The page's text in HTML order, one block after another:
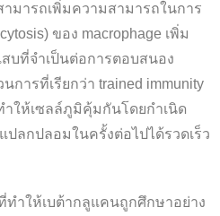
มารถเพิ่มความสามารถในการ
ของ macrophage เพิ่ม
บที่จำเป็นต่อการตอบสนอง
ารที่เรียกว่า trained immunity
ให้เซลล์ภูมิคุ้มกันโดยกำเนิด
ลกปลอมในครั้งต่อไปได้รวดเร็ว
ำให้เบต้ากลูแคนถูกศึกษาอย่าง